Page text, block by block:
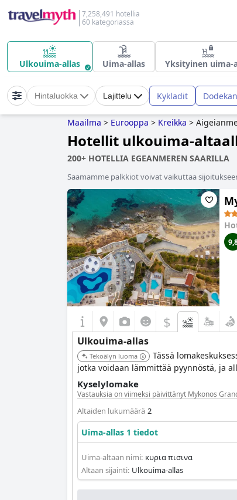
7,258,491 hotellia
60 kategoriassa
Ulkouima-allas Uima-allas Yksityinen uima-
Hintaluokka Lajittelu Kykladit
Maailma > Eurooppa > Kreikka >
Hotellit ulkouima-
200+ HOTELLIA EGEANMEREN SAARILLA
Saamamme palkkiot voivat vaikuttaa
$
Ulkouima-allas
Tekoälyn luoma
Tässä
jotka voidaan lämmittää pyynnöstä, ja
Kyselylomake
Vastauksia on viimeksi päivittänyt Mykonos
Altaiden lukumäärä 2
Uima-allas 1 tiedot
Uima-altaan nimi: κυρια πισινα
Altaan sijainti: Ulkouima-allas